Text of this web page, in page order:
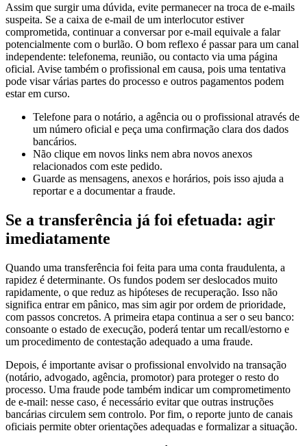
suspeita. Se a caixa de e-mail de um interlocutor estiver
comprometida, continuar a conversar por e-mail equivale a falar
potencialmente com o burlão. O bom reflexo é passar para um canal
independente: telefonema, reunião, ou contacto via uma página
oficial. Avise também o profissional em causa, pois uma tentativa
pode visar várias partes do processo e outros pagamentos podem
estar em curso.
um número oficial e peça uma confirmação clara dos dados
bancários.
Não clique em novos links nem abra novos anexos
relacionados com este pedido.
Guarde as mensagens, anexos e horários, pois isso ajuda a
reportar e a documentar a fraude.
imediatamente
rapidez é determinante. Os fundos podem ser deslocados muito
rapidamente, o que reduz as hipóteses de recuperação. Isso não
significa entrar em pânico, mas sim agir por ordem de prioridade,
com passos concretos. A primeira etapa continua a ser o seu banco:
consoante o estado de execução, poderá tentar um recall/estorno e
um procedimento de contestação adequado a uma fraude.
(notário, advogado, agência, promotor) para proteger o resto do
processo. Uma fraude pode também indicar um comprometimento
de e-mail: nesse caso, é necessário evitar que outras instruções
bancárias circulem sem controlo. Por fim, o reporte junto de canais
oficiais permite obter orientações adequadas e formalizar a situação.